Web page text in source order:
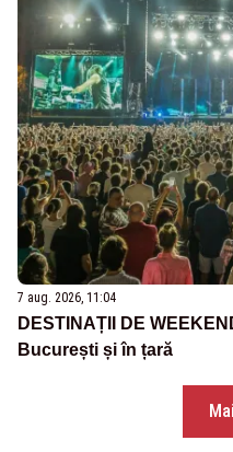
7 aug. 2026, 11:04
DESTINAȚII DE
București și în țară